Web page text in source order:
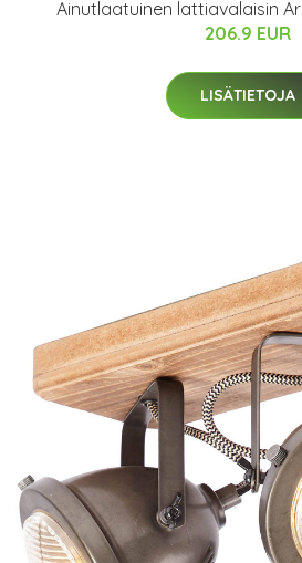
Ainutlaatuinen lattiavalaisin
206.9 EUR
LISÄTIETOJA